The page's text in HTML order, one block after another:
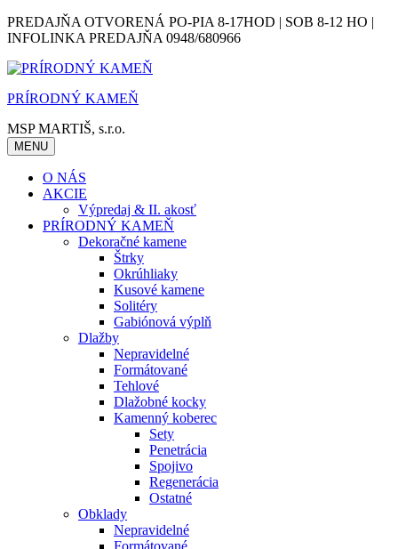
Skip
to
PREDAJŇA OTVORENÁ PO-PIA 8-17HOD | SOB 8-12 HO |
INFOLINKA PREDAJŇA 0948/680966
PRÍRODNÝ KAMEŇ
MSP MARTIŠ, s.r.o.
MENU
O NÁS
AKCIE
Výpredaj & II. akosť
PRÍRODNÝ KAMEŇ
Dekoračné kamene
Štrky
Okrúhliaky
Kusové kamene
Solitéry
Gabiónová výplň
Dlažby
Nepravidelné
Formátované
Tehlové
Dlažobné kocky
Kamenný koberec
Sety
Penetrácia
Spojivo
Regenerácia
Ostatné
Obklady
Nepravidelné
Formátované